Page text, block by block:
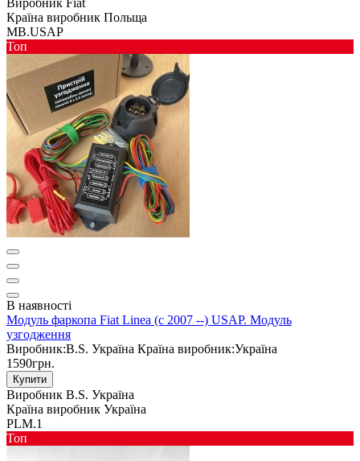
Країна виробник Польща
MB.USAP
Toп
В наявності
Модуль фаркопа Fiat Linea (c 2007 --) USAP. Модуль
узгодження
Виробник:B.S. Україна Країна виробник:Україна
1590грн.
Купити
Виробник B.S. Україна
Країна виробник Україна
PLM.1
Toп